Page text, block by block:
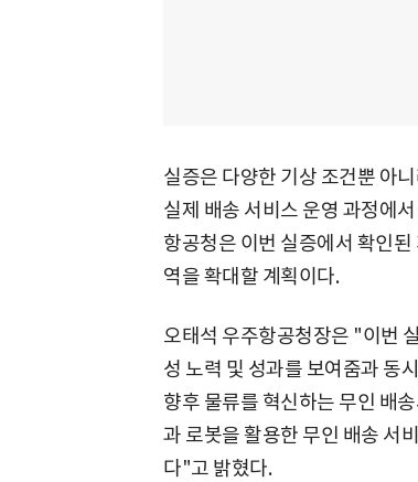
실증은 다양한 기상 조건뿐 아
실제 배송 서비스 운영 과정에
항공청은 이번 실증에서 확인
역을 확대할 계획이다.
오태석 우주항공청장은 "이번
성 노력 및 성과를 보여줌과 동
향후 물류를 혁신하는 무인 배
과 로봇을 활용한 무인 배송 서
다"고 밝혔다.